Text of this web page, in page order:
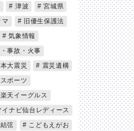
津波
宮城県
旧優生保護法
気象情報
事故・火事
大震災
震災遺構
スポーツ
楽天イーグルス
ナビ仙台レディース
弦
こどもえがお